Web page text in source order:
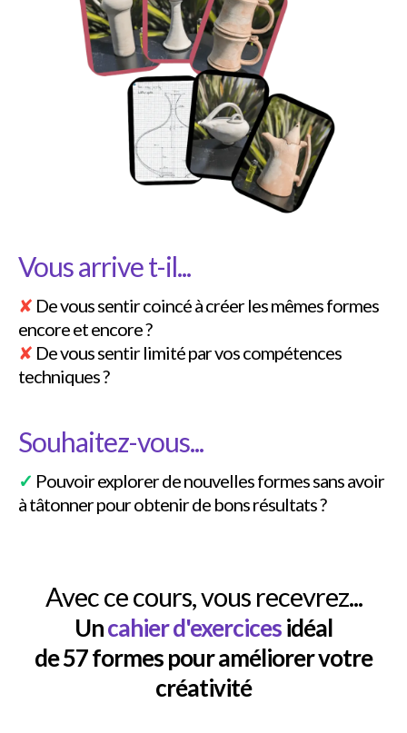
Vous arrive t-il...
✘ De vous sentir coincé à créer les mêmes formes
encore et encore ?
✘ De vous sentir limité par vos compétences
techniques ?
Souhaitez-vous...
✓ Pouvoir explorer de nouvelles formes sans avoir
à tâtonner pour obtenir de bons résultats ?
Avec ce cours, vous recevrez...
Uncahier d'exercicesidéal
de 57 formes pour améliorer votre
créativité